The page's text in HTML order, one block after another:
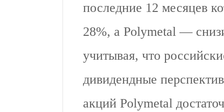
последние 12 месяцев
28%, а Polymetal —
учитывая, что
дивидендные
акций Polymetal